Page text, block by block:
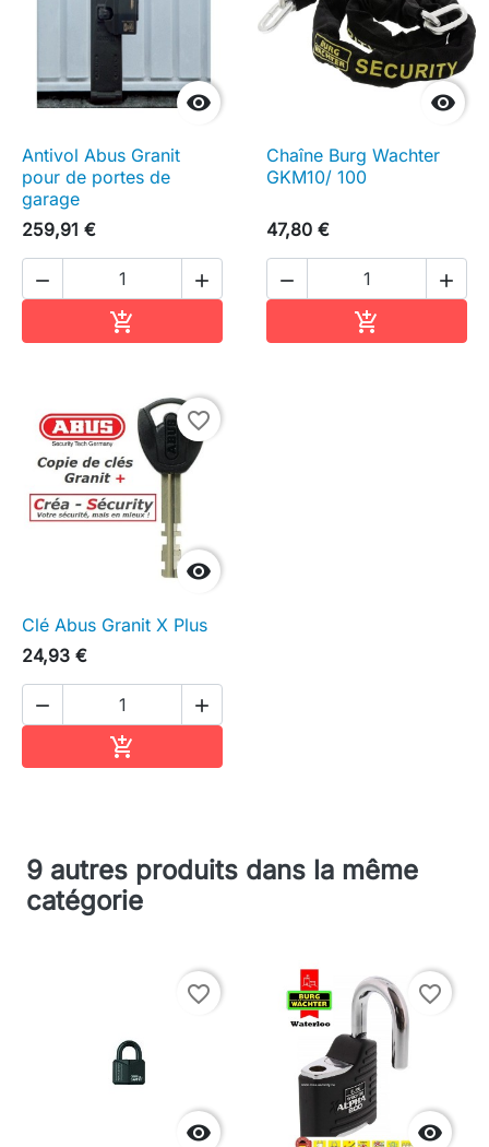

Antivol Abus Granit
pour de portes de
garage
259,91 €
 


Chaîne Burg Wachter
GKM10/ 100
47,80 €
 


favorite_border
Clé Abus Granit X Plus
24,93 €
 

9 autres produits dans la même
catégorie

favorite_border

favorite_border